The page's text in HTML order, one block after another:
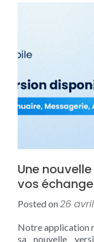
Une
vos
Posted on26
Notre application
sa nouvelle